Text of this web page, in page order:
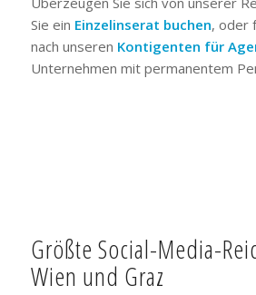
Sie ein Einzelinserat buchen, oder
nach unseren Kontigenten für
Unternehmen mit permanentem
Größte Social-Media-
Wien und Graz